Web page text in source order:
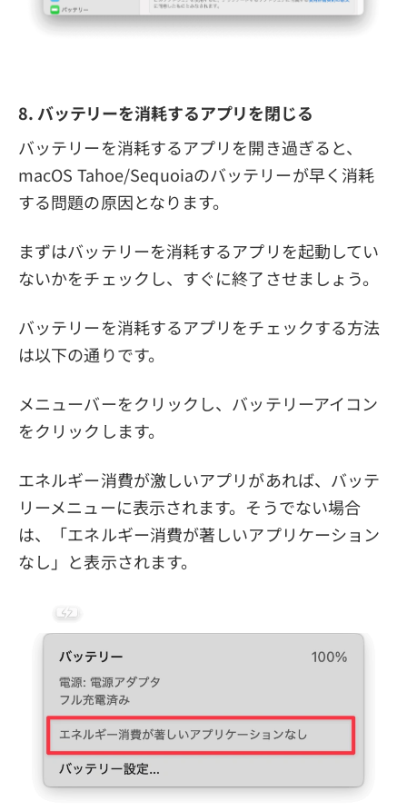
8. バッテリーを消耗するアプリを閉じる
バッテリーを消耗するアプリを開き過ぎると、
macOS Tahoe/Sequoiaのバッテリーが早く消耗
する問題の原因となります。
まずはバッテリーを消耗するアプリを起動してい
ないかをチェックし、すぐに終了させましょう。
バッテリーを消耗するアプリをチェックする方法
は以下の通りです。
メニューバーをクリックし、バッテリーアイコン
をクリックします。
エネルギー消費が激しいアプリがあれば、バッテ
リーメニューに表示されます。そうでない場合
は、「エネルギー消費が著しいアプリケーション
なし」と表示されます。